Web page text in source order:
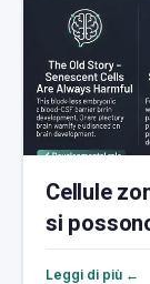
Cellule
si
tutte
Leggi di più ←